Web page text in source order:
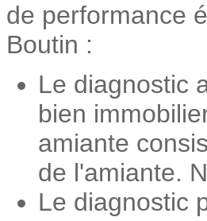
de performance
Boutin :
Le diagnostic
bien
amiante
de l'amiante.
Le diagnostic